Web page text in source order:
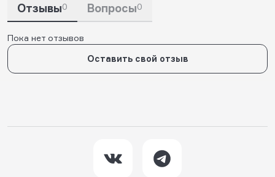
Отзывы0 Вопросы0
Пока нет отзывов
Оставить свой отзыв